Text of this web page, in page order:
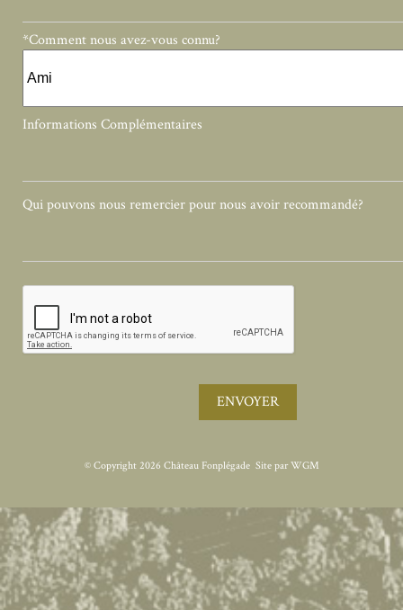
*Comment nous avez-vous connu?
Informations Complémentaires
Qui pouvons nous remercier pour nous avoir recommandé?
ENVOYER
© Copyright 2026 Château Fonplégade Site parWGM
3D: FLAG3D
WIN3DS
Extra parameters for 3D secure V2: